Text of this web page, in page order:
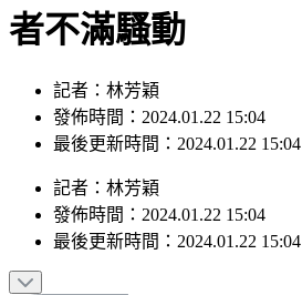
者不滿騷動
記者：林芳穎
發佈時間：2024.01.22 15:04
最後更新時間：2024.01.22 15:04
記者 ： 林芳穎
發佈時間： 2024.01.22 15:04
最後更新時間： 2024.01.22 15:04